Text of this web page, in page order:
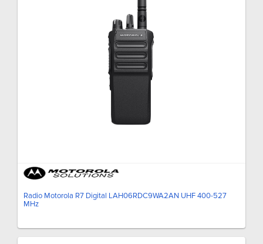
Radio Motorola R7 Digital LAH06RDC9WA2AN UHF 400-527
MHz